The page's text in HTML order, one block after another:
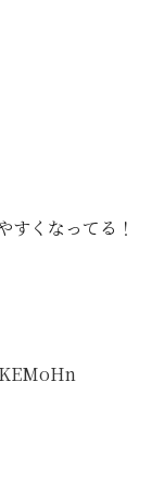
すくなってる！